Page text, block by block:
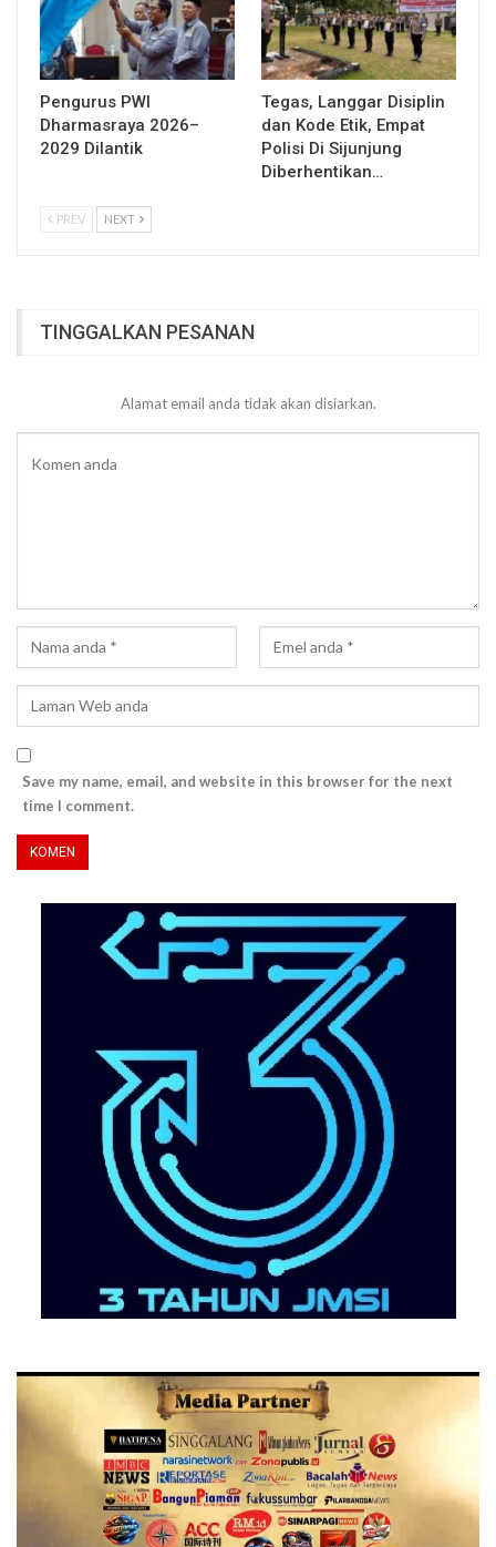
Pengurus PWI
Dharmasraya 2026–
2029 Dilantik
Tegas, Langgar Disiplin
dan Kode Etik, Empat
Polisi Di Sijunjung
Diberhentikan…
PREV NEXT
TINGGALKAN PESANAN
Alamat email anda tidak akan disiarkan.
Save my name, email, and website in this browser for the next
time I comment.